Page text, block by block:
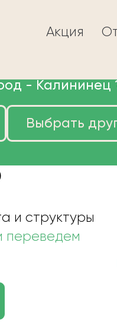
Акция
в
и структуры
переведем
- Калининец
Выбрать